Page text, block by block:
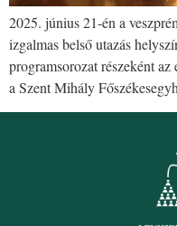
2025. június 21-én a
izgalmas belső utazás
programsorozat részeként
a Szent Mihály